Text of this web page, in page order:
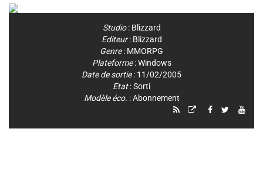
Studio: Blizzard
Editeur: Blizzard
Genre: MMORPG
Plateforme:Windows
Date de sortie: 11/02/2005
Etat: Sorti
Modèle éco. : Abonnement